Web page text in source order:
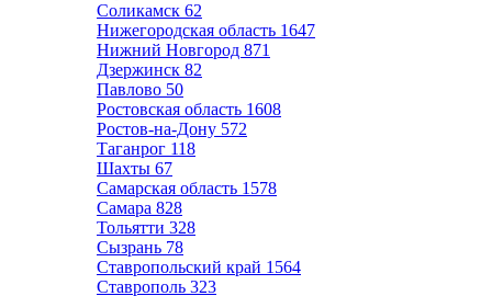
Соликамск 62
Нижегородская область 1647
Нижний Новгород 871
Дзержинск 82
Павлово 50
Ростовская область 1608
Ростов-на-Дону 572
Таганрог 118
Шахты 67
Самарская область 1578
Самара 828
Тольятти 328
Сызрань 78
Ставропольский край 1564
Ставрополь 323